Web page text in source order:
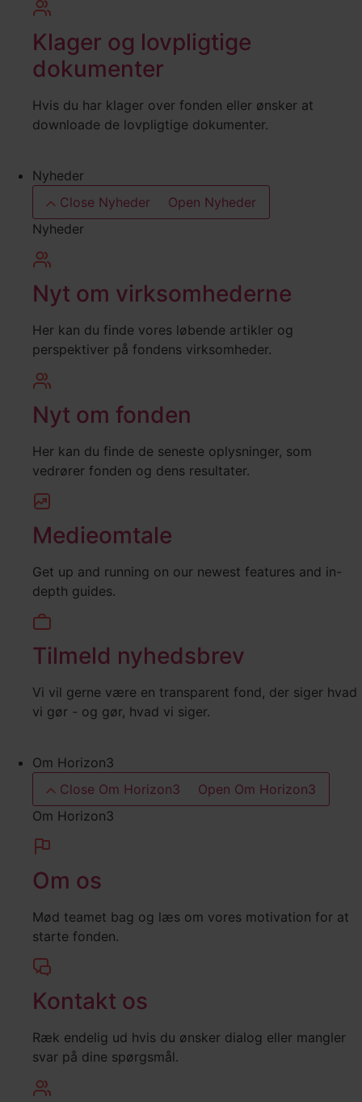
Klager og lovpligtige
dokumenter
Hvis du har klager over fonden eller ønsker at
downloade de lovpligtige dokumenter.
Nyheder
Close Nyheder
Open Nyheder
Nyheder
Nyt om virksomhederne
Her kan du finde vores løbende artikler og
perspektiver på fondens virksomheder.
Nyt om fonden
Her kan du finde de seneste oplysninger, som
vedrører fonden og dens resultater.
Medieomtale
Get up and running on our newest features and in-
depth guides.
Tilmeld nyhedsbrev
Vi vil gerne være en transparent fond, der siger hvad
vi gør - og gør, hvad vi siger.
Om Horizon3
Close Om Horizon3
Open Om Horizon3
Om Horizon3
Om os
Mød teamet bag og læs om vores motivation for at
starte fonden.
Kontakt os
Ræk endelig ud hvis du ønsker dialog eller mangler
svar på dine spørgsmål.